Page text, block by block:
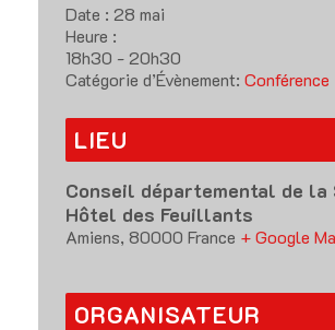
Date : 28 mai
Heure :
18h30 - 20h30
Catégorie d’Évènement: Conférence
LIEU
Conseil départemental de la
Hôtel des Feuillants
Amiens, 80000 France + Google
ORGANISATEUR